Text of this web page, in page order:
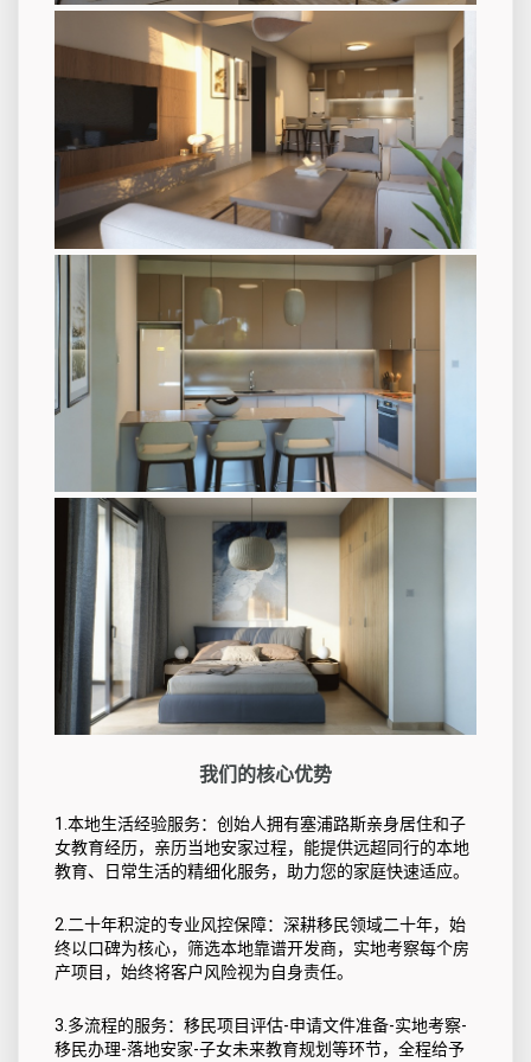
我们的核心优势
1.本地生活经验服务：创始人拥有塞浦路斯亲身居住和子
女教育经历，亲历当地安家过程，能提供远超同行的本地
教育、日常生活的精细化服务，助力您的家庭快速适应。
2.二十年积淀的专业风控保障：深耕移民领域二十年，始
终以口碑为核心，筛选本地靠谱开发商，实地考察每个房
产项目，始终将客户风险视为自身责任。
3.多流程的服务：移民项目评估-申请文件准备-实地考察-
移民办理-落地安家-子女未来教育规划等环节，全程给予